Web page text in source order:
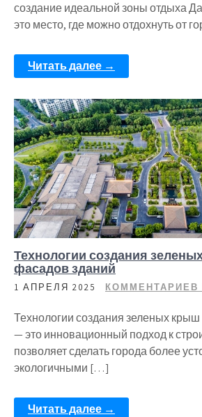
создание идеальной зоны отдыха
это место, где можно отдохнуть от
Читать далее →
Технологии создания
фасадов зданий
1 АПРЕЛЯ 2025 КОММЕНТАРИЕВ
Технологии создания зеленых
— это инновационный подход к
позволяет сделать города более
экологичными […]
Читать далее →